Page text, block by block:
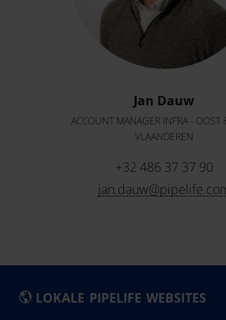
Jan Dauw
ACCOUNT MANAGER INFRA - OOST
VLAANDEREN
+32 486 37 37 90
LOKALE PIPELIFE WEBSITES